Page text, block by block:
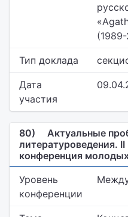
Тип доклада
Дата
участия
80)
Актуальные
литературоведения.
конференция
Уровень
конференции